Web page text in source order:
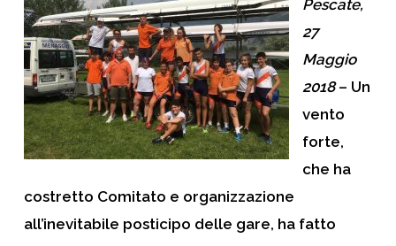
Pescate,
27
Maggio
2018– Un
vento
forte,
che ha
costretto Comitato e organizzazione
all’inevitabile posticipo delle gare, ha fatto